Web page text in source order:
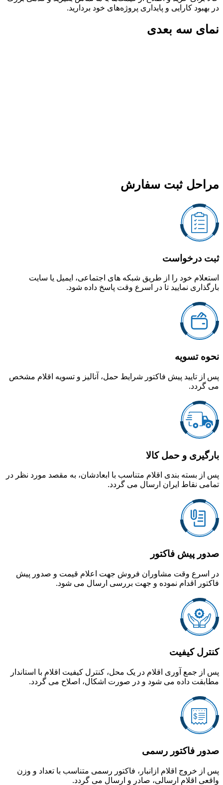
در بهبود کارایی و پایداری پروژه‌های خود بردارید.
نمای سه بعدی
مراحل ثبت سفارش
ثبت درخواست
استعلام خود را از طریق شبکه های اجتماعی، ایمیل یا سایت
بارگذاری نمایید تا در اسرع وقت پاسخ داده شود.
نحوه تسویه
پس از تایید پیش فاکتور شرایط حمل، آنالیز و تسویه اقلام مشخص
می گردد.
بارگیری و حمل کالا
پس از بسته بندی اقلام متناسب با ابعادشان، به مقصد مورد نظر در
تمامی نقاط ایران ارسال می گردد.
صدور پیش فاکتور
در اسرع وقت مشاوران فروش جهت اعلام قیمت و صدور پیش
فاکتور اقدام نموده و جهت بررسی ارسال می شود.
کنترل کیفیت
پس از جمع آوری اقلام در یک محل، کنترل کیفیت اقلام با استاندار
مطابقت داده می شود و در صورت اشکال، اصلاح می گردد.
صدور فاکتور رسمی
پس از خروج اقلام ازانبار، فاکتور رسمی متناسب با تعداد و وزن
واقعی اقلام ارسالی، صادر و ارسال می گردد.